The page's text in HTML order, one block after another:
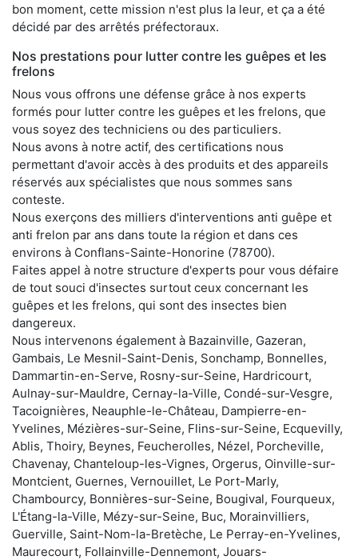
bon moment, cette mission n'est plus la leur, et ça a été
décidé par des arrêtés préfectoraux.
Nos prestations pour lutter contre les guêpes et les
frelons
Nous vous offrons une défense grâce à nos experts
formés pour lutter contre les guêpes et les frelons, que
vous soyez des techniciens ou des particuliers.
Nous avons à notre actif, des certifications nous
permettant d'avoir accès à des produits et des appareils
réservés aux spécialistes que nous sommes sans
conteste.
Nous exerçons des milliers d'interventions anti guêpe et
anti frelon par ans dans toute la région et dans ces
environs à Conflans-Sainte-Honorine (78700).
Faites appel à notre structure d'experts pour vous défaire
de tout souci d'insectes surtout ceux concernant les
guêpes et les frelons, qui sont des insectes bien
dangereux.
Nous intervenons également à Bazainville, Gazeran,
Gambais, Le Mesnil-Saint-Denis, Sonchamp, Bonnelles,
Dammartin-en-Serve, Rosny-sur-Seine, Hardricourt,
Aulnay-sur-Mauldre, Cernay-la-Ville, Condé-sur-Vesgre,
Tacoignières, Neauphle-le-Château, Dampierre-en-
Yvelines, Mézières-sur-Seine, Flins-sur-Seine, Ecquevilly,
Ablis, Thoiry, Beynes, Feucherolles, Nézel, Porcheville,
Chavenay, Chanteloup-les-Vignes, Orgerus, Oinville-sur-
Montcient, Guernes, Vernouillet, Le Port-Marly,
Chambourcy, Bonnières-sur-Seine, Bougival, Fourqueux,
L'Étang-la-Ville, Mézy-sur-Seine, Buc, Morainvilliers,
Guerville, Saint-Nom-la-Bretèche, Le Perray-en-Yvelines,
Maurecourt, Follainville-Dennemont, Jouars-